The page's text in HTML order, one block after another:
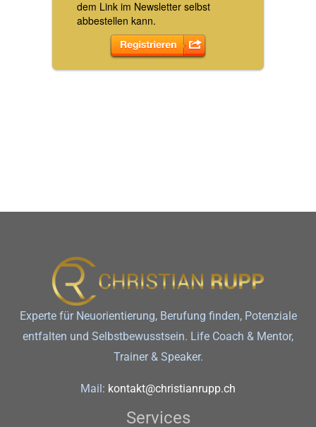
Experte für Neuorientierung, Berufung finden, Potenziale
entfalten und Selbstbewusstsein. Life Coach & Mentor,
Trainer & Speaker.
Mail: kontakt@christianrupp.ch
Services